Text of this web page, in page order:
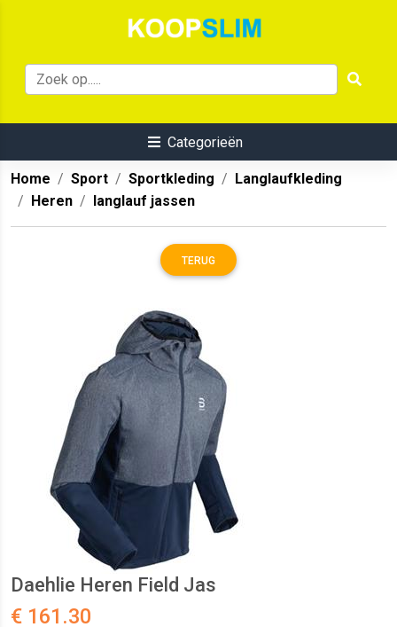
Categorieën
Home Sport Sportkleding
Langlaufkleding
Heren
langlauf jassen
TERUG
Daehlie Heren Field Jas
€ 161.30